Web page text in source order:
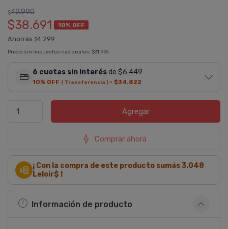
$42.990
$38.691 10% OFF
Ahorrás $4.299
Precio sin impuestos nacionales: $31.976
6 cuotas sin interésde $6.449
10% OFF ( Transferencia ) · $34.822
Agregar
Comprar ahora
¡ Con la compra de este producto sumás3.048
Leloir$ !
Información de producto